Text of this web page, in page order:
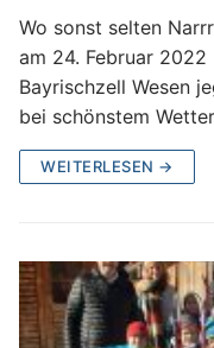
Wo sonst selten
am 24. Februar
Bayrischzell Wesen
bei schönstem
WEITERLESEN →